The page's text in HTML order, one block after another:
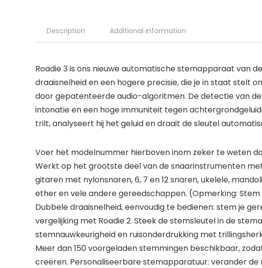
Description Additional information
Roadie 3 is ons nieuwe automatische stemapparaat van
draaisnelheid en een hogere precisie, die je in staat stelt
door gepatenteerde audio-algoritmen. De detectie van
intonatie en een hoge immuniteit tegen
trilt, analyseert hij het geluid en draait de sleutel
Voer het modelnummer hierboven inom zeker te weten
Werkt op het grootste deel van de snaarinstrumenten
gitaren met nylonsnaren, 6, 7 en 12 snaren, ukelele,
ether en vele andere gereedschappen. (Opmerking:
Dubbele draaisnelheid, eenvoudig te bedienen: stem je
vergelijking met Roadie 2. Steek de stemsleutel in de
stemnauwkeurigheid en ruisonderdrukking met
Meer dan 150 voorgeladen stemmingen beschikbaar,
creëren. Personaliseerbare stemapparatuur: verander